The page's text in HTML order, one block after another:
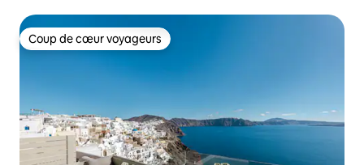
Coup de cœur voyageurs
Coup de cœur voyageurs